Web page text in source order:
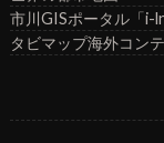
市川GISポータル「i-
タビマップ海外コン